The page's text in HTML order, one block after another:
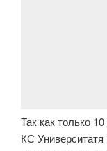
Так как только
КС